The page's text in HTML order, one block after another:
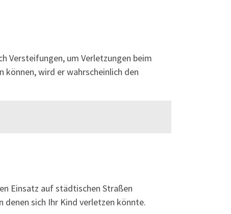
Versteifungen, um Verletzungen beim
können, wird er wahrscheinlich den
Einsatz auf städtischen Straßen
denen sich Ihr Kind verletzen könnte.